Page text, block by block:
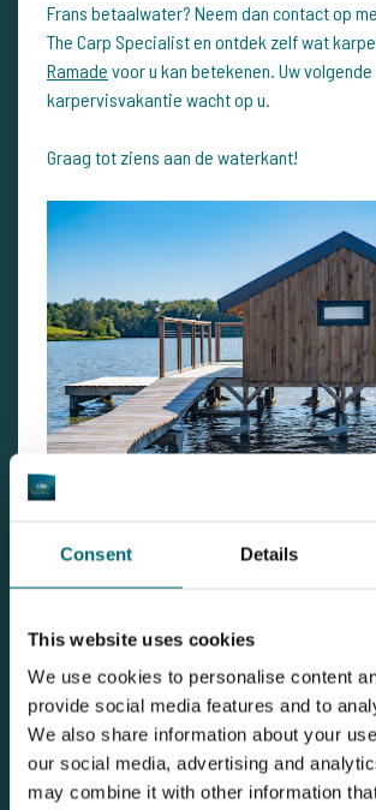
Consent Details
This website uses cookies
We use cookies to personalise content
provide social media features and to
We also share information about your
our social media, advertising and
may combine it with other information
Frans betaalwater? Neem dan contact op
The Carp Specialist en ontdek zelf wat
Ramade voor u kan betekenen. Uw volgende
karpervisvakantie wacht op u.
Graag tot ziens aan de waterkant!
Bekijk dit betaalwater
Meld uzelf aan voor onze
20-02-2026